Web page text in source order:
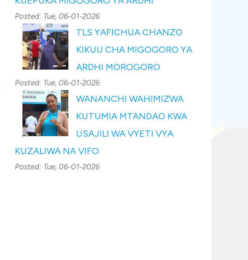
Posted: Tue, 06-01-2026
TLS YAFICHUA CHANZO
KIKUU CHA MIGOGORO YA
ARDHI MOROGORO
Posted: Tue, 06-01-2026
WANANCHI WAHIMIZWA
KUTUMIA MTANDAO KWA
USAJILI WA VYETI VYA
KUZALIWA NA VIFO
Posted: Tue, 06-01-2026